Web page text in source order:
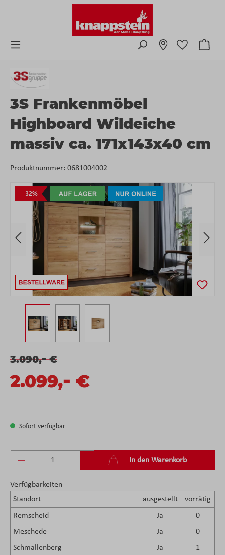
32%
Bildergalerie überspringen
3S Frankenmöbel
Highboard Wildeiche
massiv ca. 171x143x40 cm
Produktnummer: 0681004002
3.090,-€
2.099,- €
Sofort verfügbar
Produkt Anzahl: Gib den gewünschten Wert
In den Warenkorb
Verfügbarkeiten
Standort
ausgestellt vorrätig
Remscheid Ja
0
Meschede
Ja
0
Schmallenberg
Ja
1